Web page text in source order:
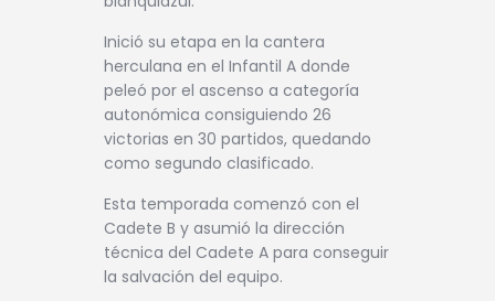
Inició su etapa en la cantera
herculana en el Infantil A donde
peleó por el ascenso a categoría
autonómica consiguiendo 26
victorias en 30 partidos, quedando
como segundo clasificado.
Esta temporada comenzó con el
Cadete B y asumió la dirección
técnica del Cadete A para conseguir
la salvación del equipo.